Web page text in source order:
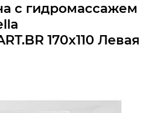
с гидромассажем
170x110 Левая